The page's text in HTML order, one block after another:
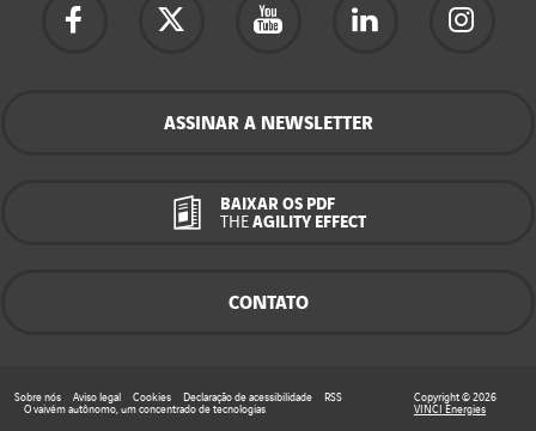
ASSINAR A NEWSLETTER
BAIXAR OS PDF
THE AGILITY EFFECT
CONTATO
Sobre nós Aviso legal Cookies Declaração de acessibilidade
RSS
O vaivém autônomo, um concentrado de tecnologias
Copyright © 2026
VINCI Energies